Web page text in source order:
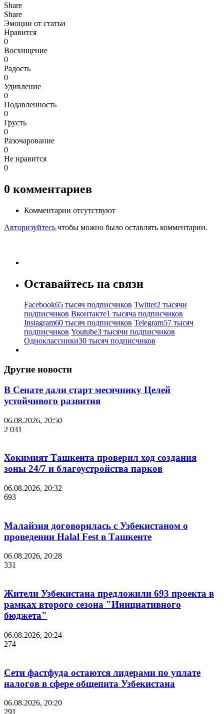
Share
Share
Эмоции от статьи
Нравится
0
Восхищение
0
Радость
0
Удивление
0
Подавленность
0
Грусть
0
Разочарование
0
Не нравится
0
0 комментариев
Комментарии отсутствуют
Авторизуйтесь чтобы можно было оставлять комментарии.
Оставайтесь на связи
Facebook65 тысяч подписчиков Twitter2 тысячи
подписчиков Вконтакте1 тысяча подписчиков
Instagram60 тысяч подписчиков Telegram57 тысяч
подписчиков Youtube3 тысячи подписчиков
Одноклассники30 тысяч подписчиков
Другие новости
В Сенате дали старт месячнику Целей
устойчивого развития
06.08.2026, 20:50
2 031
Хокимият Ташкента проверил ход создания
зоны 24/7 и благоустройства парков
06.08.2026, 20:32
693
Малайзия договорилась с Узбекистаном о
проведении Halal Fest в Ташкенте
06.08.2026, 20:28
331
Жители Узбекистана предложили 693 проекта в
рамках второго сезона "Инициативного
бюджета"
06.08.2026, 20:24
274
Сети фастфуда остаются лидерами по уплате
налогов в сфере общепита Узбекистана
06.08.2026, 20:20
291